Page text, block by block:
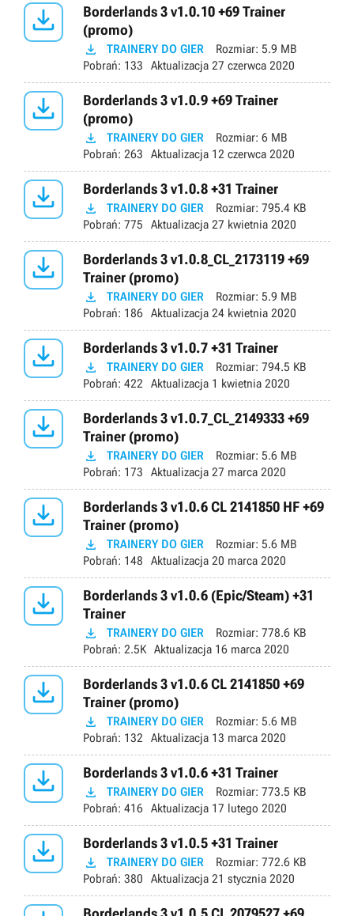

Borderlands 3 v1.0.10 +69 Trainer
(promo)
 TRAINERY DO GIER Rozmiar: 5.9 MB
Pobrań: 133 Aktualizacja 27 czerwca 2020

Borderlands 3 v1.0.9 +69 Trainer
(promo)
 TRAINERY DO GIER Rozmiar: 6 MB
Pobrań: 263 Aktualizacja 12 czerwca 2020
 Borderlands 3 v1.0.8 +31 Trainer
 TRAINERY DO GIER Rozmiar: 795.4 KB
Pobrań: 775 Aktualizacja 27 kwietnia 2020

Borderlands 3 v1.0.8_CL_2173119 +69
Trainer (promo)
 TRAINERY DO GIER Rozmiar: 5.9 MB
Pobrań: 186 Aktualizacja 24 kwietnia 2020
 Borderlands 3 v1.0.7 +31 Trainer
 TRAINERY DO GIER Rozmiar: 794.5 KB
Pobrań: 422 Aktualizacja 1 kwietnia 2020

Borderlands 3 v1.0.7_CL_2149333 +69
Trainer (promo)
 TRAINERY DO GIER Rozmiar: 5.6 MB
Pobrań: 173 Aktualizacja 27 marca 2020

Borderlands 3 v1.0.6 CL 2141850 HF +69
Trainer (promo)
 TRAINERY DO GIER Rozmiar: 5.6 MB
Pobrań: 148 Aktualizacja 20 marca 2020

Borderlands 3 v1.0.6 (Epic/Steam) +31
Trainer
 TRAINERY DO GIER Rozmiar: 778.6 KB
Pobrań: 2.5K Aktualizacja 16 marca 2020

Borderlands 3 v1.0.6 CL 2141850 +69
Trainer (promo)
 TRAINERY DO GIER Rozmiar: 5.6 MB
Pobrań: 132 Aktualizacja 13 marca 2020
 Borderlands 3 v1.0.6 +31 Trainer
 TRAINERY DO GIER Rozmiar: 773.5 KB
Pobrań: 416 Aktualizacja 17 lutego 2020
 Borderlands 3 v1.0.5 +31 Trainer
 TRAINERY DO GIER Rozmiar: 772.6 KB
Pobrań: 380 Aktualizacja 21 stycznia 2020